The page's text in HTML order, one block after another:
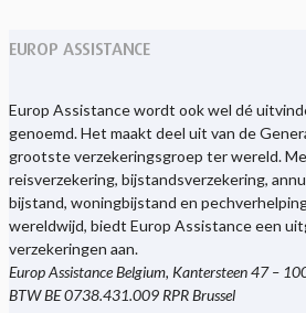
EUROP ASSISTANCE
Europ Assistance wordt ook wel dé
genoemd. Het maakt deel uit van de
grootste verzekeringsgroep ter wereld.
reisverzekering, bijstandsverzekering,
bijstand, woningbijstand en
wereldwijd, biedt Europ Assistance een
verzekeringen aan.
Europ Assistance Belgium, Kantersteen 47 –
BTW BE 0738.431.009 RPR Brussel